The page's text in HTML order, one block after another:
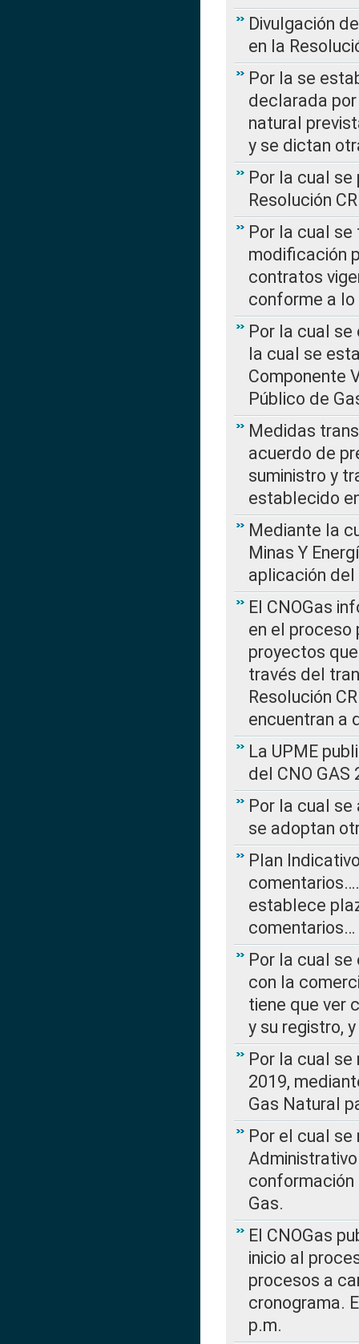
Divulgación
en la
Por la se
declarada
natural
y se dictan
Por la cual
Resolución
Por la cual
modificación
contratos
conforme a lo
Por la cual se
la cual se
Componente
Público de
Medidas
acuerdo de
suministro y
establecido
Mediante la
Minas Y
aplicación
El CNOGas
en el proceso
proyectos
través del
Resolución
encuentran a
La UPME
del CNO
Por la cual
se adoptan
Plan
establece
comentarios…
Por la cual
con la
tiene que ver
y su registro,
Por la cual
2019,
Gas Natural
Por el cual
conformación
Gas.
El CNOGas
inicio al
procesos a
cronograma.
p.m.